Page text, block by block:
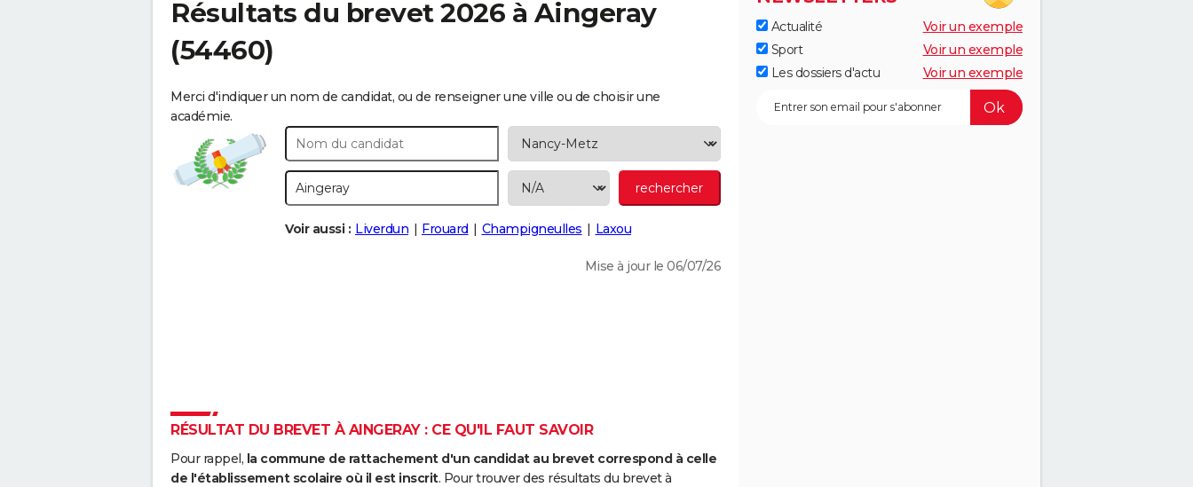
Résultats du brevet 2026 à Aingeray
(54460)
Merci d'indiquer un nom de candidat, ou de renseigner une ville ou de choisir une
académie.
Voir aussi : Liverdun Frouard Champigneulles Laxou
Mise à jour le 06/07/26
RÉSULTAT DU BREVET À AINGERAY : CE QU'IL FAUT SAVOIR
Pour rappel, la commune de rattachement d'un candidat au brevet correspond à celle
de l'établissement scolaire où il est inscrit. Pour trouver des résultats du brevet à
Actualité
Voir un exemple
Sport
Voir un exemple
Les dossiers d'actu
Voir un exemple